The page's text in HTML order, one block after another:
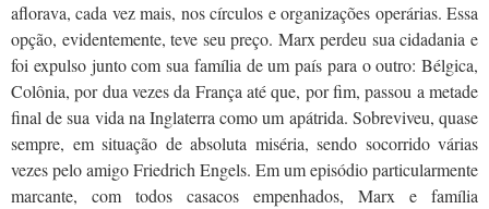
aflorava, cada vez mais, nos círculos e organizações operárias. Essa
opção, evidentemente, teve seu preço. Marx perdeu sua cidadania e
foi expulso junto com sua família de um país para o outro: Bélgica,
Colônia, por dua vezes da França até que, por fim, passou a metade
final de sua vida na Inglaterra como um apátrida. Sobreviveu, quase
sempre, em situação de absoluta miséria, sendo socorrido várias
vezes pelo amigo Friedrich Engels. Em um episódio particularmente
marcante, com todos casacos empenhados, Marx e família